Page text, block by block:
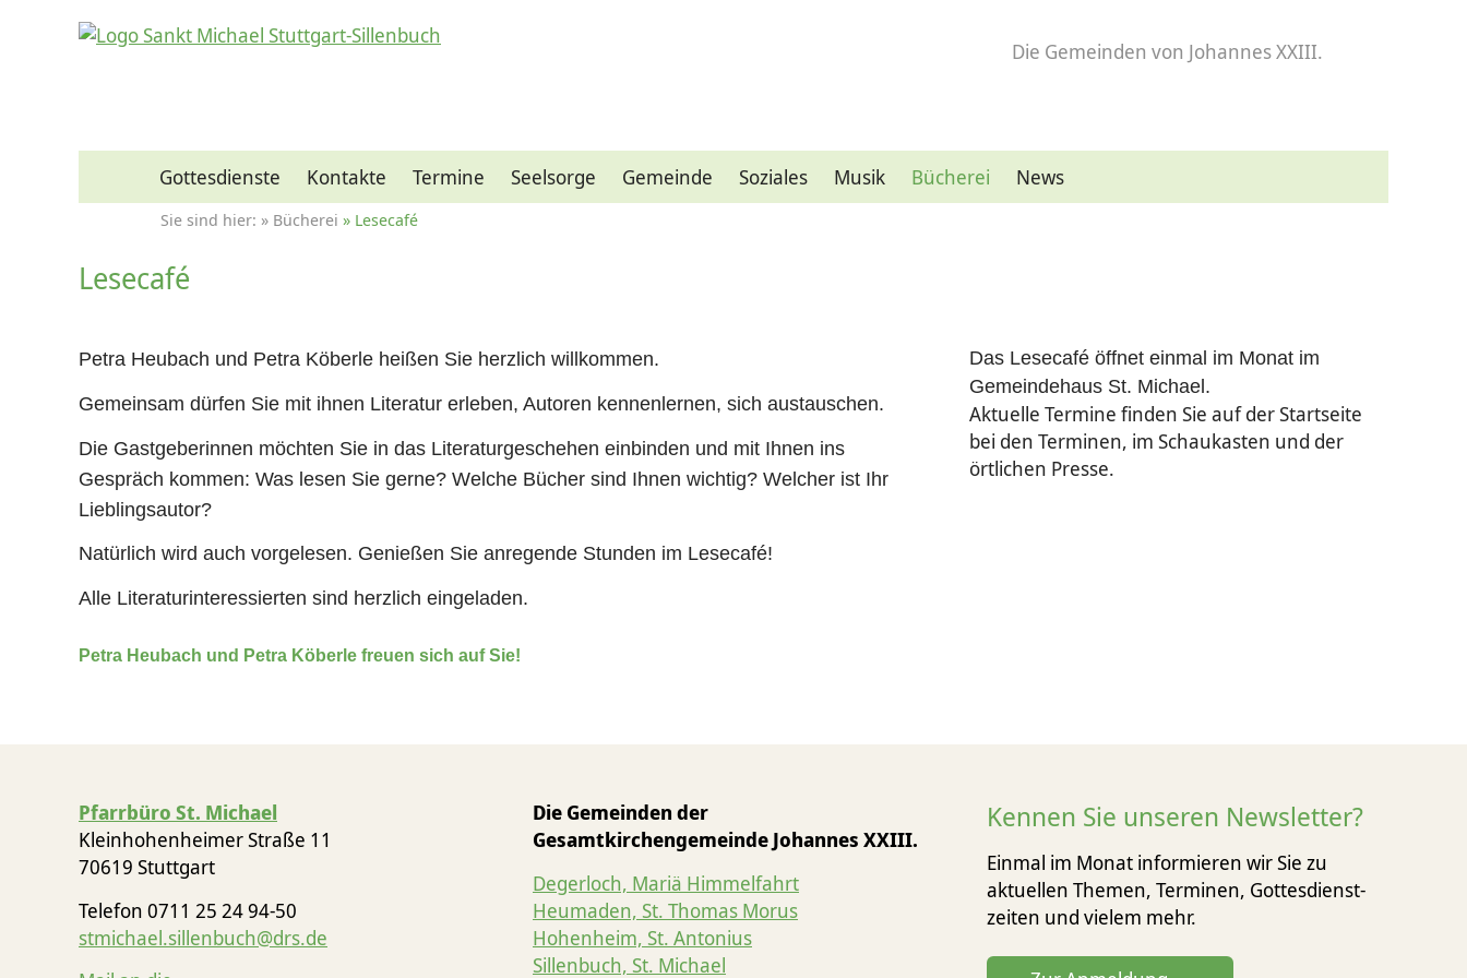
Die Gemeinden von Johannes XXIII.
Gottesdienste Kontakte Termine Seelsorge Gemeinde Soziales Musik Bücherei News
Bücherei Lesecafé
Lesecafé
Petra Heubach und Petra Köberle heißen Sie herzlich willkommen.
Gemeinsam dürfen Sie mit ihnen Literatur erleben, Autoren kennenlernen, sich austauschen.
Die Gastgeberinnen möchten Sie in das Literaturgeschehen einbinden und mit Ihnen ins
Gespräch kommen: Was lesen Sie gerne? Welche Bücher sind Ihnen wichtig? Welcher ist Ihr
Lieblingsautor?
Natürlich wird auch vorgelesen. Genießen Sie anregende Stunden im Lesecafé!
Alle Literaturinteressierten sind herzlich eingeladen.
Petra Heubach und Petra Köberle freuen sich auf Sie!
Das Lesecafé öffnet einmal im Monat im
Gemeindehaus St. Michael.
Aktuelle Termine finden Sie auf der Startseite
bei den Terminen, im Schaukasten und der
örtlichen Presse.
Pfarrbüro St. Michael
Kleinhohenheimer Straße 11
70619 Stuttgart
Telefon 0711 25 24 94-50
stmichael.sillenbuch@drs.de
Die Gemeinden der
Gesamtkirchengemeinde Johannes XXIII.
Degerloch, Mariä Himmelfahrt
Heumaden, St. Thomas Morus
Hohenheim, St. Antonius
Sillenbuch, St. Michael
Kennen Sie unseren Newsletter?
Einmal im Monat informieren wir Sie zu
aktuellen Themen, Terminen, Gottesdienst­
zeiten und vielem mehr.